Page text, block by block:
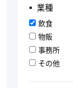
▪︎ 業種
飲食
物販
事務所
その他